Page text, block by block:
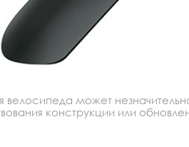
велосипеда может
конструкции или